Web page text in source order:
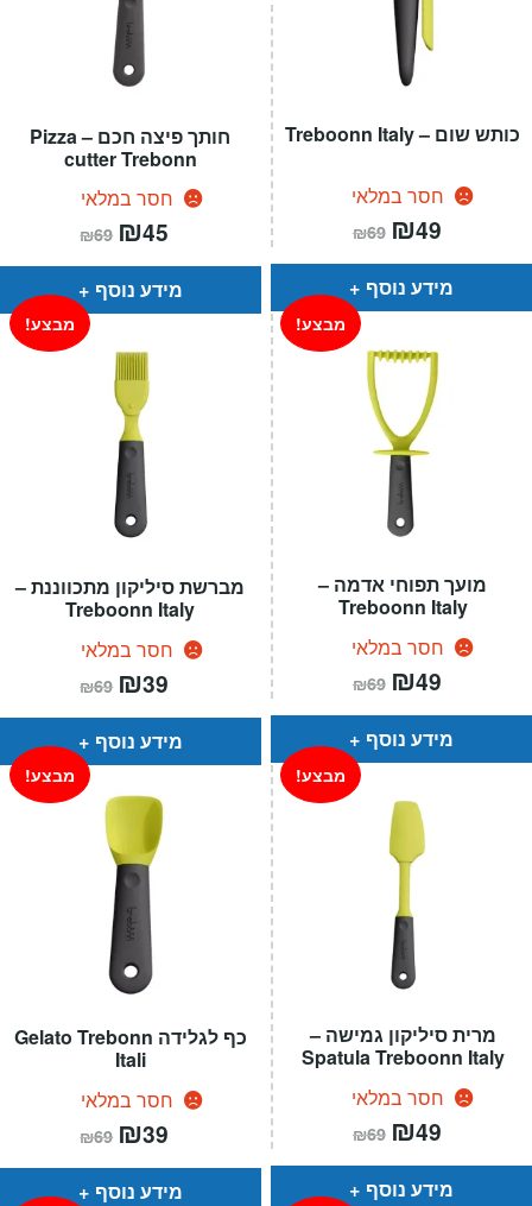
חותך פיצה חכם – Pizza
cutter Trebonn
חסר במלאי
₪69 המחיר
המקורי
היה:
₪69.
₪45
הוא:
מידע נוסף
כותש שום – Treboonn Italy
חסר במלאי
₪69 המחיר
המקורי
היה:
₪69.
₪49
הוא:
מידע נוסף
מברשת סיליקון מתכווננת –
Treboonn Italy
חסר במלאי
מבצע!
₪69 המחיר
המקורי
היה:
₪69.
₪39
הוא:
מידע נוסף
מועך תפוחי אדמה –
Treboonn Italy
חסר במלאי
מבצע!
₪69 המחיר
המקורי
היה:
₪69.
₪49
הוא:
מידע נוסף
כף לגלידה Gelato Trebonn
Itali
חסר במלאי
מבצע!
₪69 המחיר
המקורי
היה:
₪69.
₪39
הוא:
מידע נוסף
מרית סיליקון גמישה –
Spatula Treboonn Italy
חסר במלאי
מבצע!
₪69 המחיר
המקורי
היה:
₪69.
₪49
הוא:
מידע נוסף